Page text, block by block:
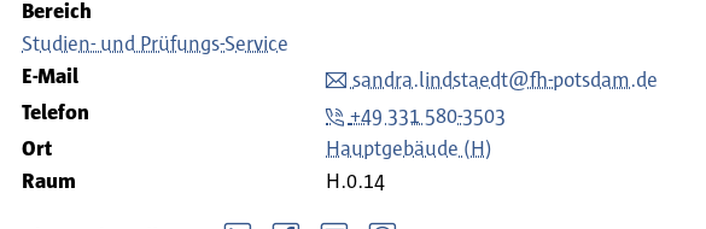
Bereich
Studien- und Prüfungs-Service
E-Mail
sandra.lindstaedt@fh-potsdam.de
Telefon
+49 331 580-3503
Ort
Hauptgebäude (H)
Raum
H.0.14